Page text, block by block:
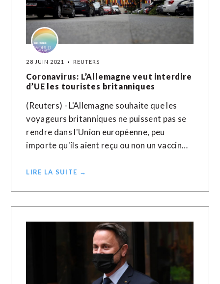
28 JUIN 2021 REUTERS
Coronavirus: L’Allemagne veut interdire
d’UE les touristes britanniques
(Reuters) - L'Allemagne souhaite que les
voyageurs britanniques ne puissent pas se
rendre dans l'Union européenne, peu
importe qu'ils aient reçu ou non un vaccin…
LIRE LA SUITE →